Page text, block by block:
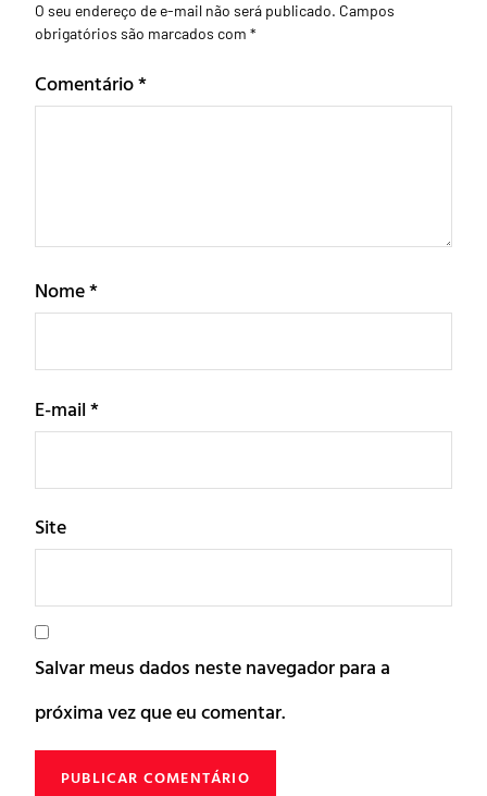
O seu endereço de e-mail não será publicado. Campos
obrigatórios são marcados com *
Comentário*
Nome*
E-mail*
Site
Salvar meus dados neste navegador para a
próxima vez que eu comentar.